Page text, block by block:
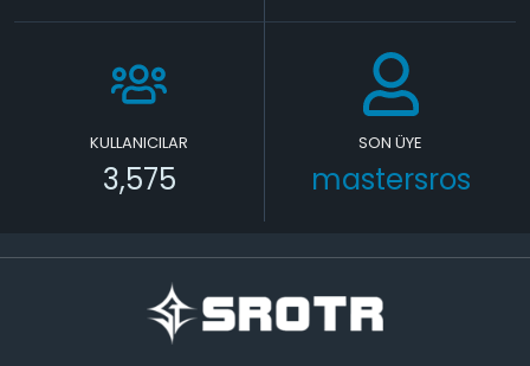
KULLANICILAR
3,575
SON ÜYE
mastersros